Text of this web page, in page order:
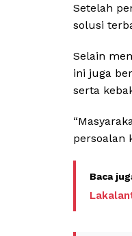
​Setelah
solusi
​Selain
ini juga
serta
persoalan